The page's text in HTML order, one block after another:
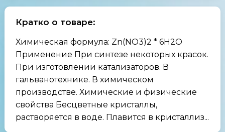
Кратко о товаре:
Химическая формула: Zn(NO3)2 * 6H2O
Применение При синтезе некоторых красок.
При изготовлении катализаторов. В
гальванотехнике. В химическом
производстве. Химические и физические
свойства Бесцветные кристаллы,
растворяется в воде. Плавится в кристаллиз...